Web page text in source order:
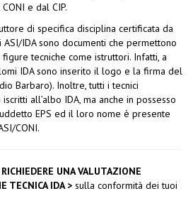
e dal CIP.
di specifica disciplina certificata da
IDA sono documenti che permettono
tecniche come istruttori. Infatti, a
IDA sono inserito il logo e la firma del
Barbaro). Inoltre, tutti i tecnici
all’albo IDA, ma anche in possesso
EPS ed il loro nome è presente
CONI.
UNA VALUTAZIONE
TECNICA IDA > sulla conformità dei tuoi